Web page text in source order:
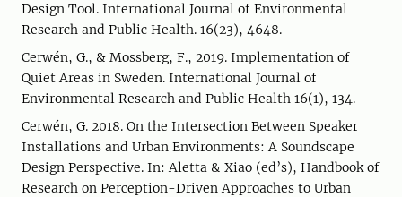
Design Tool. International Journal of Environmental
Research and Public Health. 16(23), 4648.
Cerwén, G., & Mossberg, F., 2019. Implementation of
Quiet Areas in Sweden. International Journal of
Environmental Research and Public Health 16(1), 134.
Cerwén, G. 2018. On the Intersection Between Speaker
Installations and Urban Environments: A Soundscape
Design Perspective. In: Aletta & Xiao (ed’s), Handbook of
Research on Perception-Driven Approaches to Urban